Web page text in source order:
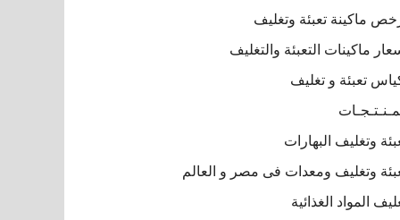
ماكينة تعبئة وتغليف
ماكينات التعبئة والتغليف
تعبئة و تغليف
وتغليف البهارات
وتغليف ومعدات فى مصر و العالم
المواد الغذائية